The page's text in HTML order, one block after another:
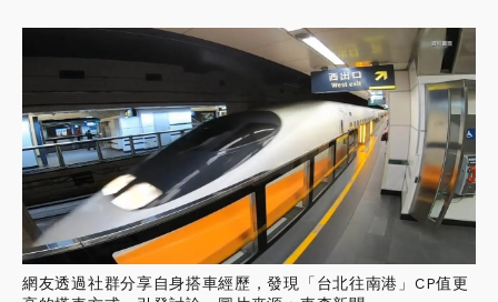
網友透過社群分享自身搭車經歷，發現「台北往南港」CP值更